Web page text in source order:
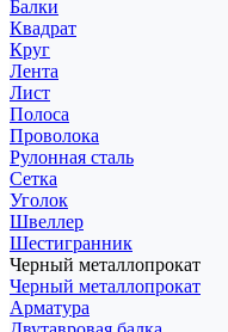
Балки
Квадрат
Круг
Лента
Лист
Полоса
Проволока
Рулонная сталь
Сетка
Уголок
Швеллер
Шестигранник
Черный металлопрокат
Черный металлопрокат
Арматура